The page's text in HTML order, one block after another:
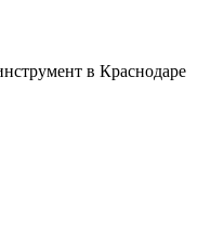
в Краснодаре